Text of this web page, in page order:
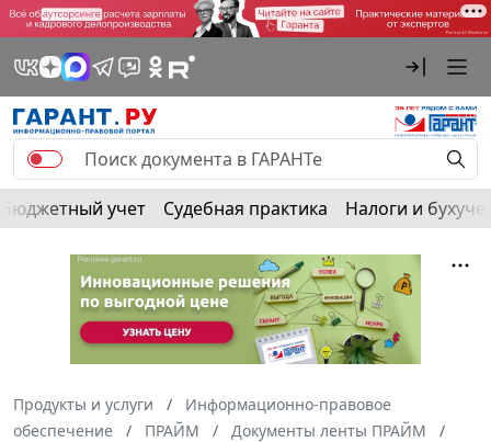
Бюджетный учет Судебная практика Налоги и
Продукты и услуги
Информационно-правовое
обеспечение
ПРАЙМ
Документы ленты ПРАЙМ